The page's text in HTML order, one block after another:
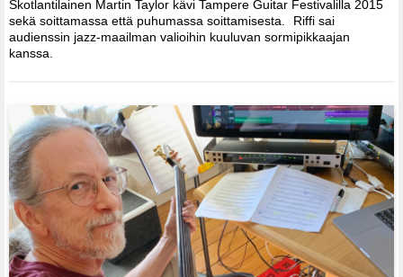
Skotlantilainen Martin Taylor kävi Tampere Guitar Festivalilla 2015
sekä soittamassa että puhumassa soittamisesta. Riffi sai
audienssin jazz-maailman valioihin kuuluvan sormipikkaajan
kanssa.